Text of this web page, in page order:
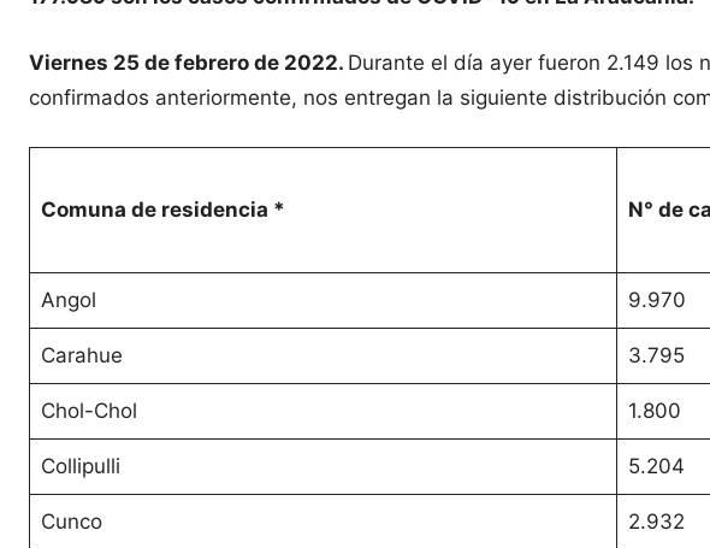
Viernes 25 de febrero de 2022. Durante el día ayer fueron 2.149 los
confirmados anteriormente, nos entregan la siguiente distribución
Comuna de residencia * N° de
Angol 9.970
Carahue 3.795
Chol-Chol 1.800
Collipulli 5.204
Cunco 2.932